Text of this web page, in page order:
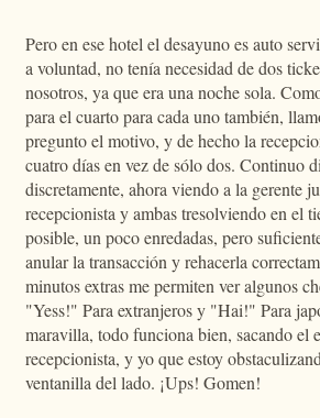
Pero en ese hotel el desayuno es auto
a voluntad, no tenía necesidad de dos
nosotros, ya que era una noche sola.
para el cuarto para cada uno también,
pregunto el motivo, y de hecho la
cuatro días en vez de sólo dos. Continuo
discretamente, ahora viendo a la gerente
recepcionista y ambas tresolviendo en el
posible, un poco enredadas, pero
anular la transacción y rehacerla
minutos extras me permiten ver algunos
"Yess!" Para extranjeros y "Hai!" Para
maravilla, todo funciona bien, sacando el
recepcionista, y yo que estoy
ventanilla del lado. ¡Ups! Gomen!